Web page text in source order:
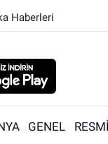
Haberleri
GENEL